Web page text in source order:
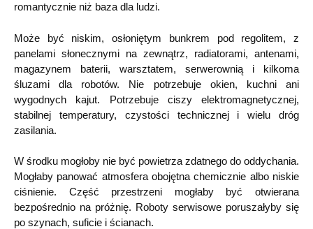
romantycznie niż baza dla ludzi.
Może być niskim, osłoniętym bunkrem pod regolitem, z
panelami słonecznymi na zewnątrz, radiatorami, antenami,
magazynem baterii, warsztatem, serwerownią i kilkoma
śluzami dla robotów. Nie potrzebuje okien, kuchni ani
wygodnych kajut. Potrzebuje ciszy elektromagnetycznej,
stabilnej temperatury, czystości technicznej i wielu dróg
zasilania.
W środku mogłoby nie być powietrza zdatnego do oddychania.
Mogłaby panować atmosfera obojętna chemicznie albo niskie
ciśnienie. Część przestrzeni mogłaby być otwierana
bezpośrednio na próżnię. Roboty serwisowe poruszałyby się
po szynach, suficie i ścianach.